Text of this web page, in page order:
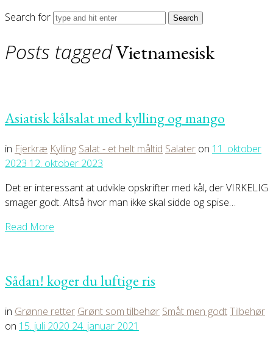
Search for
Posts taggedVietnamesisk
Asiatisk kålsalat med kylling og mango
in Fjerkræ Kylling Salat - et helt måltid Salater on 11. oktober
2023 12. oktober 2023
Det er interessant at udvikle opskrifter med kål, der VIRKELIG
smager godt. Altså hvor man ikke skal sidde og spise…
Read More
Sådan! koger du luftige ris
in Grønne retter Grønt som tilbehør Småt men godtTilbehør
on 15. juli 2020 24. januar 2021